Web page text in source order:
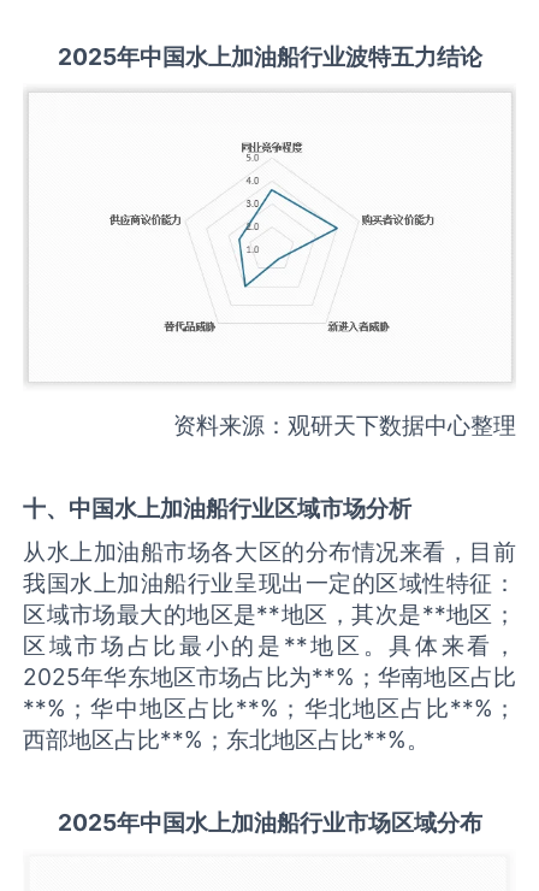
2025年中国水上加油船行业波特五力结论
资料来源：观研天下数据中心整理
十、中国水上加油船行业区域市场分析
从水上加油船市场各大区的分布情况来看，目前
我国水上加油船行业呈现出一定的区域性特征：
区域市场最大的地区是**地区，其次是**地区；
区域市场占比最小的是**地区。具体来看，
2025年华东地区市场占比为**%；华南地区占比
**%；华中地区占比**%；华北地区占比**%；
西部地区占比**%；东北地区占比**%。
2025年中国水上加油船行业市场区域分布